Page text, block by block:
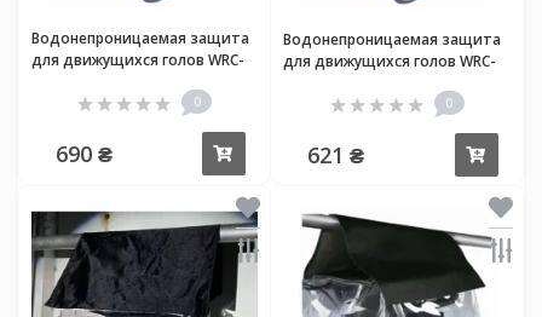
Водонепроницаемая защита
для движущихся голов WRC-
0
690 ₴
Водонепроницаемая защита
для движущихся голов WRC-
0
621 ₴